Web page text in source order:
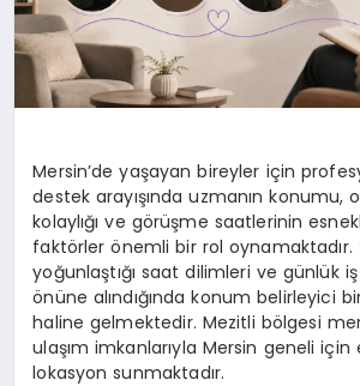
Mersin’de yaşayan bireyler için
destek arayışında uzmanın konumu,
kolaylığı ve görüşme saatlerinin
faktörler önemli bir rol oynamaktadır.
yoğunlaştığı saat dilimleri ve günlük
önüne alındığında konum belirleyici
haline gelmektedir. Mezitli bölgesi
ulaşım imkanlarıyla Mersin geneli için
lokasyon sunmaktadır.